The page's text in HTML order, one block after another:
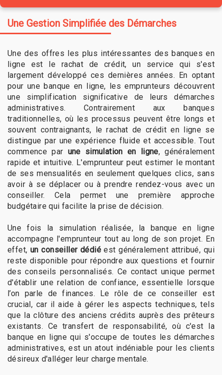
Une Gestion Simplifiée des Démarches
Une des offres les plus intéressantes des banques en
ligne est le rachat de crédit, un service qui s'est
largement développé ces dernières années. En optant
pour une banque en ligne, les emprunteurs découvrent
une simplification significative de leurs démarches
administratives. Contrairement aux banques
traditionnelles, où les processus peuvent être longs et
souvent contraignants, le rachat de crédit en ligne se
distingue par une expérience fluide et accessible. Tout
commence par une simulation en ligne, généralement
rapide et intuitive. L'emprunteur peut estimer le montant
de ses mensualités en seulement quelques clics, sans
avoir à se déplacer ou à prendre rendez-vous avec un
conseiller. Cela permet une première approche
budgétaire qui facilite la prise de décision.
Une fois la simulation réalisée, la banque en ligne
accompagne l'emprunteur tout au long de son projet. En
effet, un conseiller dédiéest généralement attribué, qui
reste disponible pour répondre aux questions et fournir
des conseils personnalisés. Ce contact unique permet
d'établir une relation de confiance, essentielle lorsque
l’on parle de finances. Le rôle de ce conseiller est
crucial, car il aide à gérer les aspects techniques, tels
que la clôture des anciens crédits auprès des prêteurs
existants. Ce transfert de responsabilité, où c'est la
banque en ligne qui s'occupe de toutes les démarches
administratives, est un atout indéniable pour les clients
désireux d'alléger leur charge mentale.